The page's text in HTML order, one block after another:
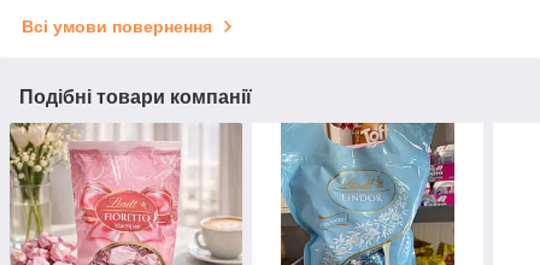
Всі умови повернення
Подібні товари компанії